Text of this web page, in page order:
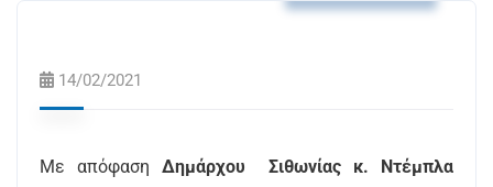
14/02/2021
Με απόφαση Δημάρχου Σιθωνίας κ. Ντέμπλα